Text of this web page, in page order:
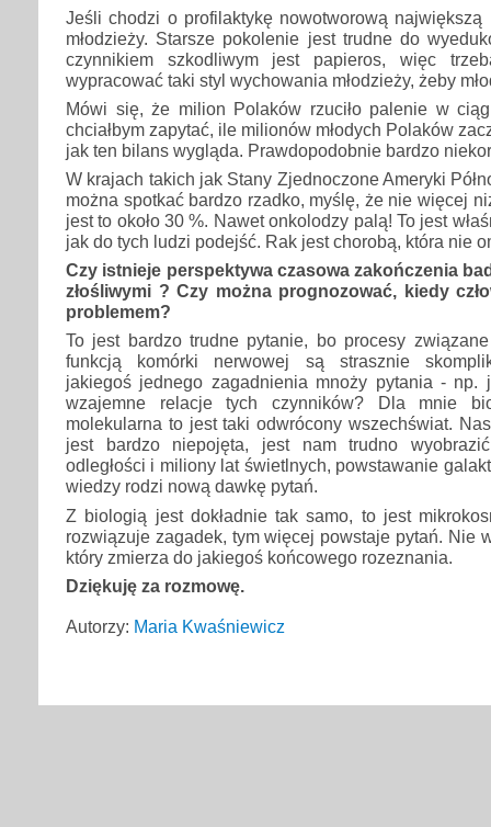
Jeśli chodzi o profilaktykę nowotworową
młodzieży. Starsze pokolenie jest trudne do
czynnikiem szkodliwym jest papieros, więc
wypracować taki styl wychowania młodzieży, żeby
Mówi się, że milion Polaków rzuciło palenie w
chciałbym zapytać, ile milionów młodych Polaków
jak ten bilans wygląda. Prawdopodobnie bardzo
W krajach takich jak Stany Zjednoczone Ameryki
można spotkać bardzo rzadko, myślę, że nie więcej
jest to około 30 %. Nawet onkolodzy palą! To jest
jak do tych ludzi podejść. Rak jest chorobą, która nie
Czy istnieje perspektywa czasowa zakończenia
złośliwymi ? Czy można prognozować, kiedy
problemem?
To jest bardzo trudne pytanie, bo procesy
funkcją komórki nerwowej są strasznie
jakiegoś jednego zagadnienia mnoży pytania - np.
wzajemne relacje tych czynników? Dla mnie
molekularna to jest taki odwrócony wszechświat.
jest bardzo niepojęta, jest nam trudno
odległości i miliony lat świetlnych, powstawanie
wiedzy rodzi nową dawkę pytań.
Z biologią jest dokładnie tak samo, to jest
rozwiązuje zagadek, tym więcej powstaje pytań. Nie
który zmierza do jakiegoś końcowego rozeznania.
Dziękuję za rozmowę.
Autorzy: Maria Kwaśniewicz